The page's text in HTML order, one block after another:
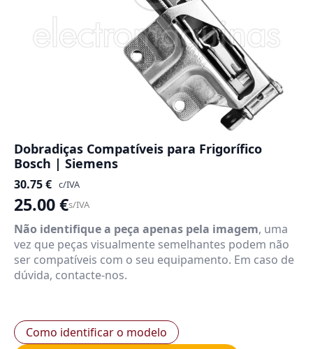
Dobradiças Compatíveis para Frigorífico
Bosch | Siemens
30.75€ c/IVA
25.00€s/IVA
Não identifique a peça apenas pela imagem, uma
vez que peças visualmente semelhantes podem não
ser compatíveis com o seu equipamento. Em caso de
dúvida, contacte-nos.
Como identificar o modelo